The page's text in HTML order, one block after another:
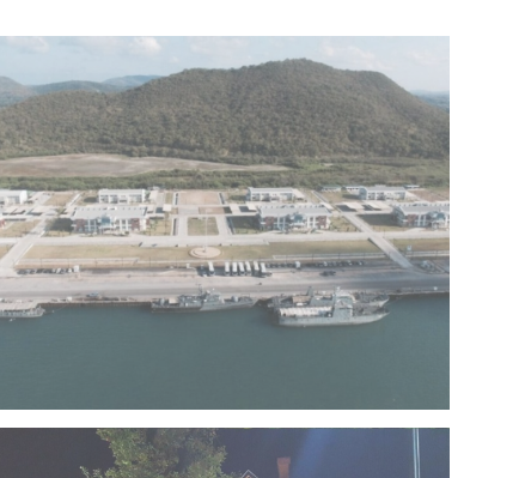
Project 13 – Multipurpose Facility